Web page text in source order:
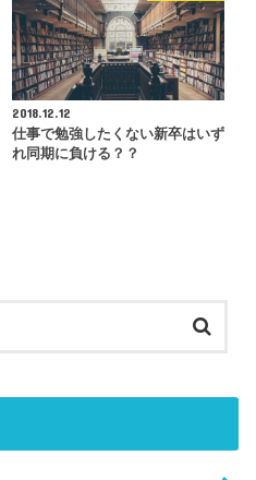
2018.12.12
仕事で勉強したくない新卒はいず
れ同期に負ける？？